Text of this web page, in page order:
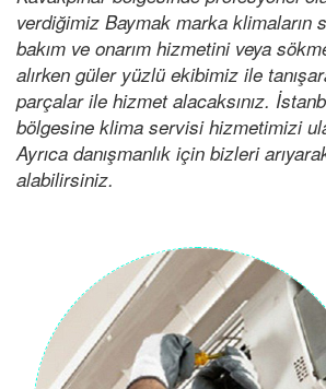
verdiğimiz Baymak marka klimaların
bakım ve onarım hizmetini veya
alırken güler yüzlü ekibimiz ile
parçalar ile hizmet alacaksınız.
bölgesine klima servisi hizmetimizi
Ayrıca danışmanlık için bizleri
alabilirsiniz.